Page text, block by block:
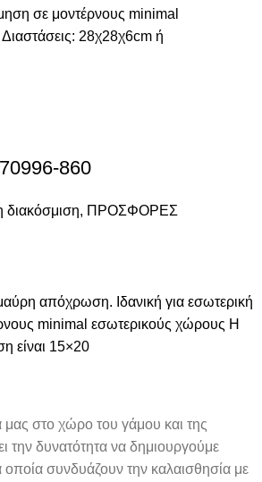
σε μοντέρνους minimal
28χ28χ6cm ή
860
διακόσμιση, ΠΡΟΣΦΟΡΕΣ
απόχρωση. Ιδανική για εσωτερική
minimal εσωτερικούς χώρους Η
είναι 15×20
στο χώρο του γάμου και της
την δυνατότητα να δημιουργούμε
οποία συνδυάζουν την καλαισθησία με